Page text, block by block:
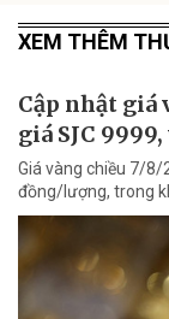
XEM THÊM
Cập nhật giá
giá SJC
Giá vàng chiều 7/8/
đồng/lượng, trong